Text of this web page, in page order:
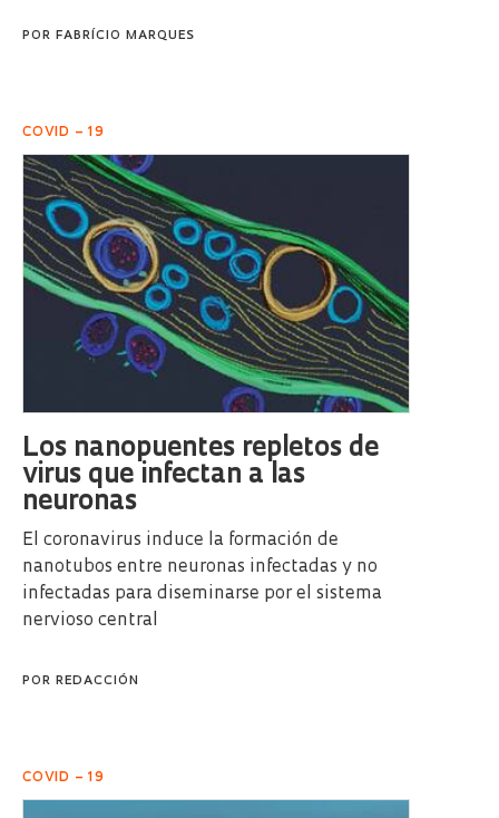
POR FABRÍCIO MARQUES
COVID – 19
Los nanopuentes repletos de
virus que infectan a las
neuronas
El coronavirus induce la formación de
nanotubos entre neuronas infectadas y no
infectadas para diseminarse por el sistema
nervioso central
POR REDACCIÓN
COVID – 19